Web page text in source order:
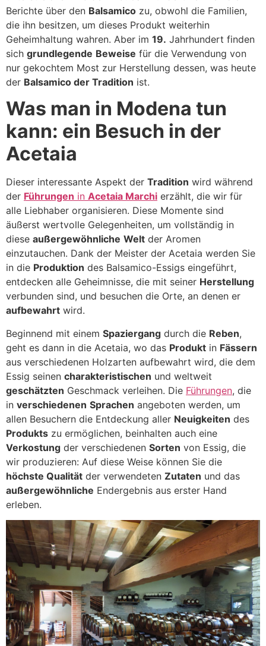
Berichte über den Balsamico zu, obwohl die Familien,
die ihn besitzen, um dieses Produkt weiterhin
Geheimhaltung wahren. Aber im 19. Jahrhundert finden
sich grundlegende Beweise für die Verwendung von
nur gekochtem Most zur Herstellung dessen, was heute
der Balsamico der Tradition ist.
Was man in Modena tun
kann: ein Besuch in der
Acetaia
Dieser interessante Aspekt der Tradition wird während
der Führungen in Acetaia Marchi erzählt, die wir für
alle Liebhaber organisieren. Diese Momente sind
äußerst wertvolle Gelegenheiten, um vollständig in
diese außergewöhnliche Welt der Aromen
einzutauchen. Dank der Meister der Acetaia werden Sie
in die Produktion des Balsamico-Essigs eingeführt,
entdecken alle Geheimnisse, die mit seiner Herstellung
verbunden sind, und besuchen die Orte, an denen er
aufbewahrt wird.
Beginnend mit einem Spaziergang durch die Reben,
geht es dann in die Acetaia, wo das Produkt in Fässern
aus verschiedenen Holzarten aufbewahrt wird, die dem
Essig seinen charakteristischen und weltweit
geschätzten Geschmack verleihen. Die Führungen, die
in verschiedenen Sprachen angeboten werden, um
allen Besuchern die Entdeckung aller Neuigkeiten des
Produkts zu ermöglichen, beinhalten auch eine
Verkostung der verschiedenen Sorten von Essig, die
wir produzieren: Auf diese Weise können Sie die
höchste Qualität der verwendeten Zutaten und das
außergewöhnliche Endergebnis aus erster Hand
erleben.